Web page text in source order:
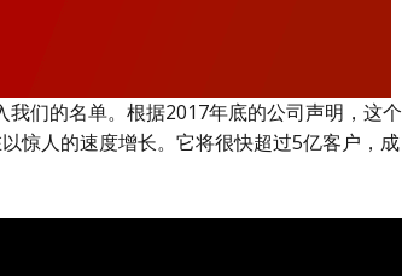
们的名单。根据2017年底的公司声明，这个
惊人的速度增长。它将很快超过5亿客户，成